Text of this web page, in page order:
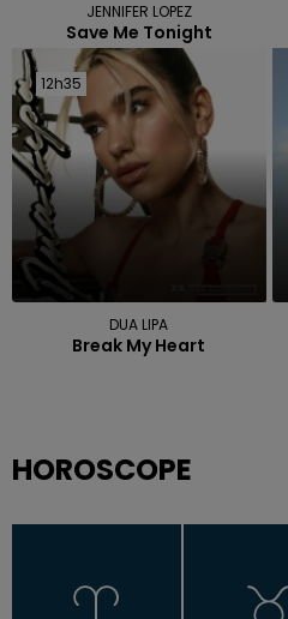
JENNIFER LOPEZ
Save Me Tonight
12h35
12h35
DUA LIPA
Break My Heart
HOROSCOPE